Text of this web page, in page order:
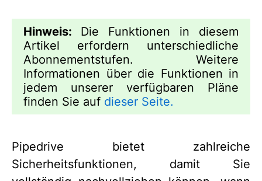
Hinweis: Die Funktionen in diesem
Artikel erfordern unterschiedliche
Abonnementstufen. Weitere
Informationen über die Funktionen in
jedem unserer verfügbaren Pläne
finden Sie auf dieser Seite.
Pipedrive bietet zahlreiche
Sicherheitsfunktionen, damit Sie